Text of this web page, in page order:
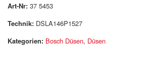
Art-Nr: 37 5453
Technik: DSLA146P1527
Kategorien: Bosch Düsen, Düsen